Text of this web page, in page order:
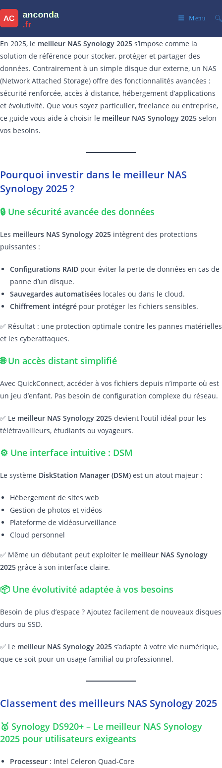
to
content
Menu
En 2025, le meilleur NAS Synology 2025 s’impose comme la
solution de référence pour stocker, protéger et partager des
données. Contrairement à un simple disque dur externe, un NAS
(Network Attached Storage) offre des fonctionnalités avancées :
sécurité renforcée, accès à distance, hébergement d’applications
et évolutivité. Que vous soyez particulier, freelance ou entreprise,
ce guide vous aide à choisir le meilleur NAS Synology 2025 selon
vos besoins.
Pourquoi investir dans le meilleur NAS
Synology 2025 ?
🔒 Une sécurité avancée des données
Les meilleurs NAS Synology 2025 intègrent des protections
puissantes :
Configurations RAID pour éviter la perte de données en cas de
panne d’un disque.
Sauvegardes automatisées locales ou dans le cloud.
Chiffrement intégré pour protéger les fichiers sensibles.
✅ Résultat : une protection optimale contre les pannes matérielles
et les cyberattaques.
🌐 Un accès distant simplifié
Avec QuickConnect, accéder à vos fichiers depuis n’importe où est
un jeu d’enfant. Pas besoin de configuration complexe du réseau.
✅ Le meilleur NAS Synology 2025 devient l’outil idéal pour les
télétravailleurs, étudiants ou voyageurs.
⚙️ Une interface intuitive : DSM
Le système DiskStation Manager (DSM) est un atout majeur :
Hébergement de sites web
Gestion de photos et vidéos
Plateforme de vidéosurveillance
Cloud personnel
✅ Même un débutant peut exploiter le meilleur NAS Synology
2025 grâce à son interface claire.
📦 Une évolutivité adaptée à vos besoins
Besoin de plus d’espace ? Ajoutez facilement de nouveaux disques
durs ou SSD.
✅ Le meilleur NAS Synology 2025 s’adapte à votre vie numérique,
que ce soit pour un usage familial ou professionnel.
Classement des meilleurs NAS Synology 2025
🥇 Synology DS920+ – Le meilleur NAS Synology
2025 pour utilisateurs exigeants
Processeur : Intel Celeron Quad-Core